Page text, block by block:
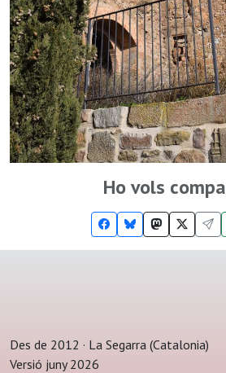
Ho vols
Des de 2012 · La Segarra (Catalonia)
Versió juny 2026